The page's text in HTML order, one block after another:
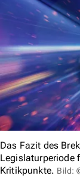
Das Fazit des
Legislaturperiode
Kritikpunkte. Bild: